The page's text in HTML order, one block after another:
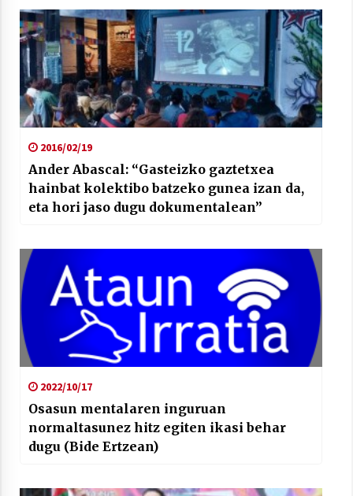
Liher Gonzalezen eskutik
2016/02/19
Ander Abascal: “Gasteizko gaztetxea
hainbat kolektibo batzeko gunea izan da,
eta hori jaso dugu dokumentalean”
2022/10/17
Osasun mentalaren inguruan
normaltasunez hitz egiten ikasi behar
dugu (Bide Ertzean)